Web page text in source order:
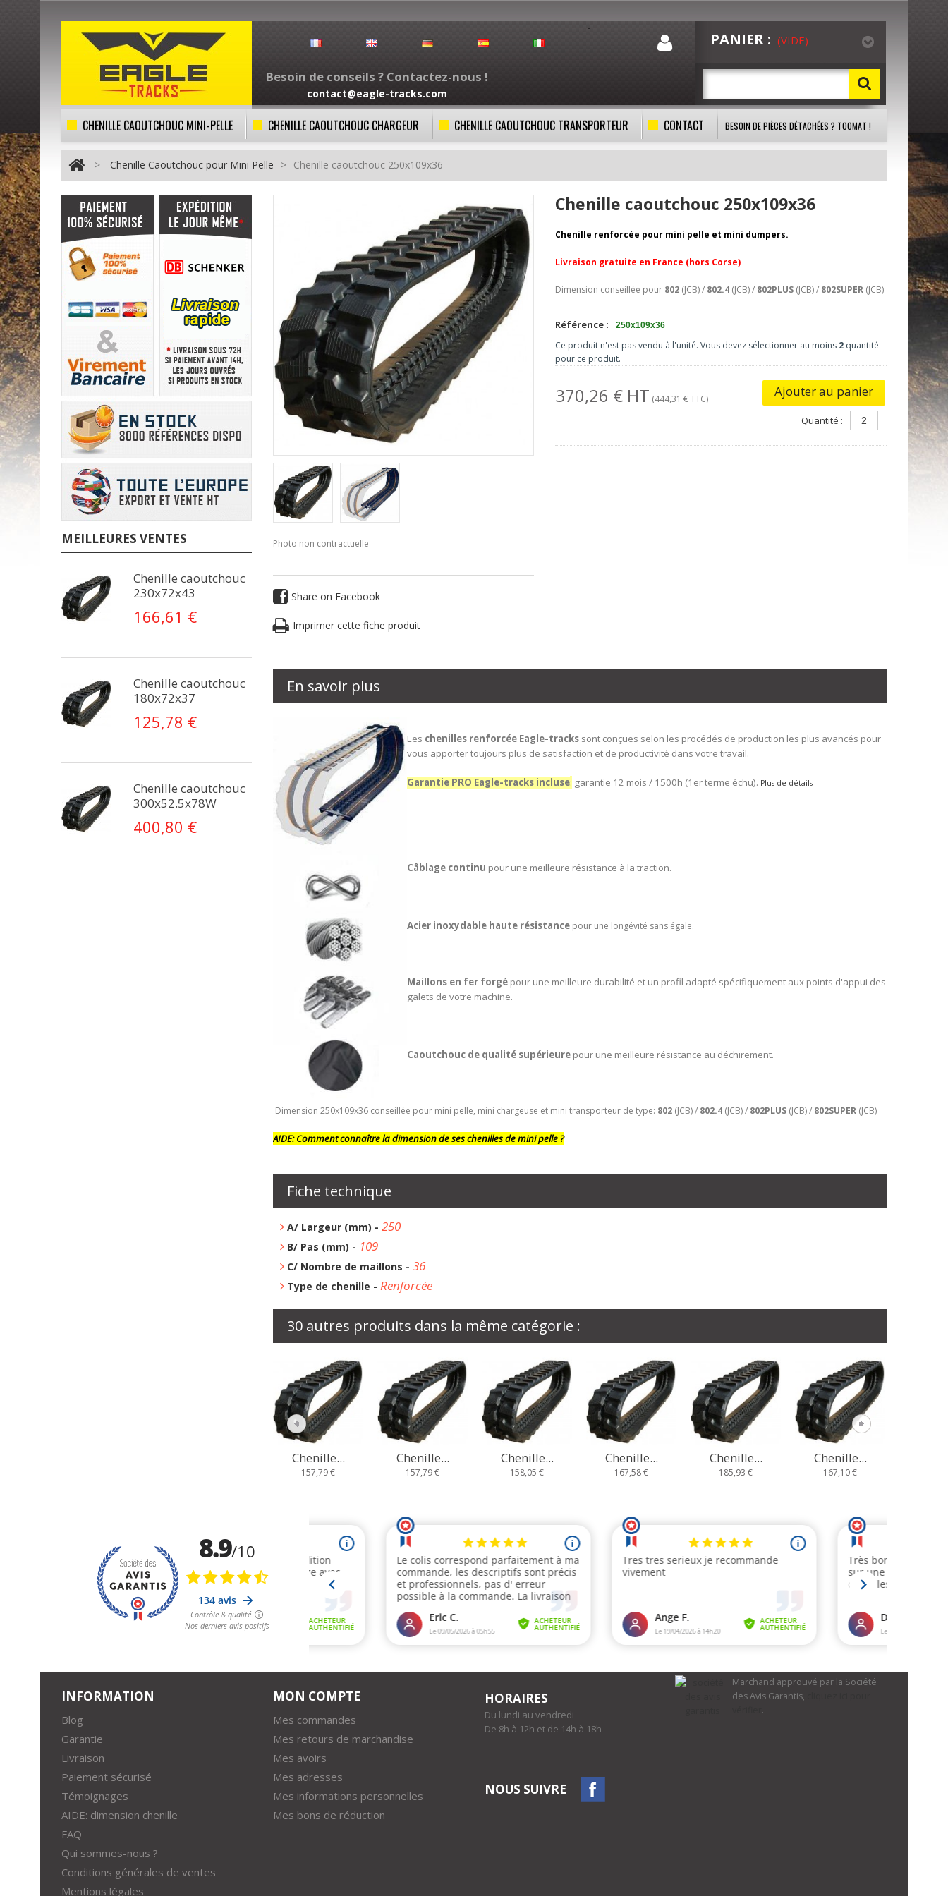
CHENILLE CAOUTCHOUC MINI-PELLE CHENILLE CAOUTCHOUC CHARGEUR CHENILLE CAOUTCHOUC TRANSPORTEUR CONTACT BESOIN DE PIÈCES DÉTACHÉES ? TOOMAT !
Besoin de conseils ? Contactez-nous !
contact@eagle-tracks.com
PANIER : (VIDE)
> Chenille Caoutchouc pour Mini Pelle > Chenille caoutchouc 250x109x36
MEILLEURES VENTES
Chenille caoutchouc
230x72x43
166,61 €
Chenille caoutchouc
180x72x37
125,78 €
Chenille caoutchouc
300x52.5x78W
400,80 €
Photo non contractuelle
Share on Facebook
Imprimer cette fiche produit
Chenille caoutchouc 250x109x36
Chenille renforcée pour mini pelle et mini dumpers.
Livraison gratuite en France (hors Corse)
Dimension conseillée pour 802 (JCB) / 802.4 (JCB) / 802PLUS (JCB) / 802SUPER (JCB)
Référence : 250x109x36
Ce produit n'est pas vendu à l'unité. Vous devez sélectionner au moins 2 quantité
pour ce produit.
370,26 € HT (444,31 € TTC) Ajouter au panier
Quantité :
En savoir plus
Les chenilles renforcée Eagle-tracks sont conçues selon les procédés de production les plus avancés pour
vous apporter toujours plus de satisfaction et de productivité dans votre travail.
Garantie PRO Eagle-tracks incluse: garantie 12 mois / 1500h (1er terme échu). Plus de détails
Câblage continu pour une meilleure résistance à la traction.
Acier inoxydable haute résistance pour une longévité sans égale.
Maillons en fer forgé pour une meilleure durabilité et un profil adapté spécifiquement aux points d'appui des
galets de votre machine.
Caoutchouc de qualité supérieure pour une meilleure résistance au déchirement.
Dimension 250x109x36 conseillée pour mini pelle, mini chargeuse et mini transporteur de type: 802 (JCB) / 802.4 (JCB) / 802PLUS (JCB) / 802SUPER (JCB)
AIDE:Comment connaître la dimension de ses chenilles de mini pelle ?
Fiche technique
A/ Largeur (mm) - 250
B/ Pas (mm) - 109
C/ Nombre de maillons - 36
Type de chenille - Renforcée
30 autres produits dans la même catégorie :
Chenille...
157,79 €
Chenille...
158,05 €
Chenille...
167,58 €
Chenille...
185,93 €
Chenille...
167,10 €
Chenille...
235,67 €
INFORMATION
Blog
Garantie
Livraison
Paiement sécurisé
Témoignages
AIDE: dimension chenille
FAQ
Qui sommes-nous ?
Conditions générales de ventes
Mentions légales
MON COMPTE
Mes commandes
Mes retours de marchandise
Mes avoirs
Mes adresses
Mes informations personnelles
Mes bons de réduction
NOUS SUIVRE
HORAIRES
Du lundi au vendredi
De 8h à 12h et de 14h à 18h
Marchand approuvé par la Société
des Avis Garantis,
.